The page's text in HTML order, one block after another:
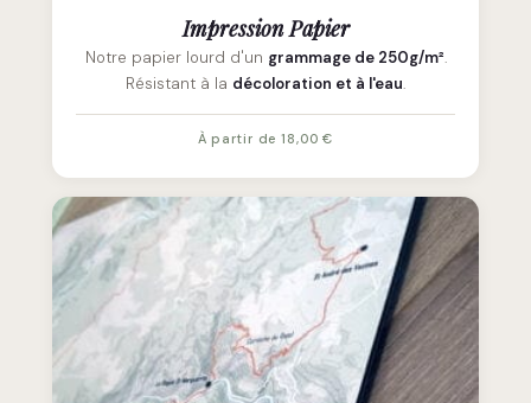
Impression Papier
Notre papier lourd d'un grammage de 250g/m².
Résistant à la décoloration et à l'eau.
À partir de 18,00 €